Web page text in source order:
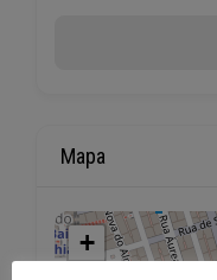
Mapa
+